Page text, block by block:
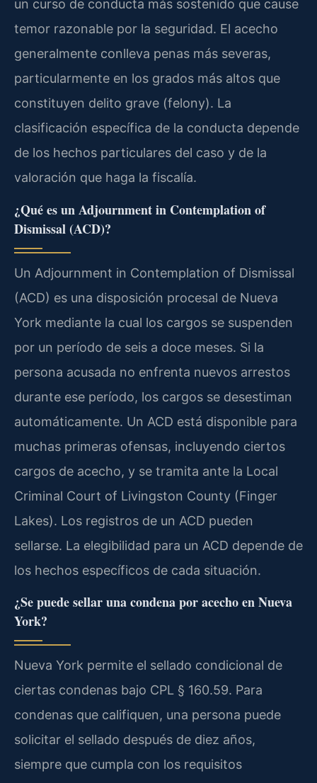
un curso de conducta más sostenido que cause
temor razonable por la seguridad. El acecho
generalmente conlleva penas más severas,
particularmente en los grados más altos que
constituyen delito grave (felony). La
clasificación específica de la conducta depende
de los hechos particulares del caso y de la
valoración que haga la fiscalía.
¿Qué es un Adjournment in Contemplation of
Dismissal (ACD)?
Un Adjournment in Contemplation of Dismissal
(ACD) es una disposición procesal de Nueva
York mediante la cual los cargos se suspenden
por un período de seis a doce meses. Si la
persona acusada no enfrenta nuevos arrestos
durante ese período, los cargos se desestiman
automáticamente. Un ACD está disponible para
muchas primeras ofensas, incluyendo ciertos
cargos de acecho, y se tramita ante la Local
Criminal Court of Livingston County (Finger
Lakes). Los registros de un ACD pueden
sellarse. La elegibilidad para un ACD depende de
los hechos específicos de cada situación.
¿Se puede sellar una condena por acecho en Nueva
York?
Nueva York permite el sellado condicional de
ciertas condenas bajo CPL § 160.59. Para
condenas que califiquen, una persona puede
solicitar el sellado después de diez años,
siempre que cumpla con los requisitos